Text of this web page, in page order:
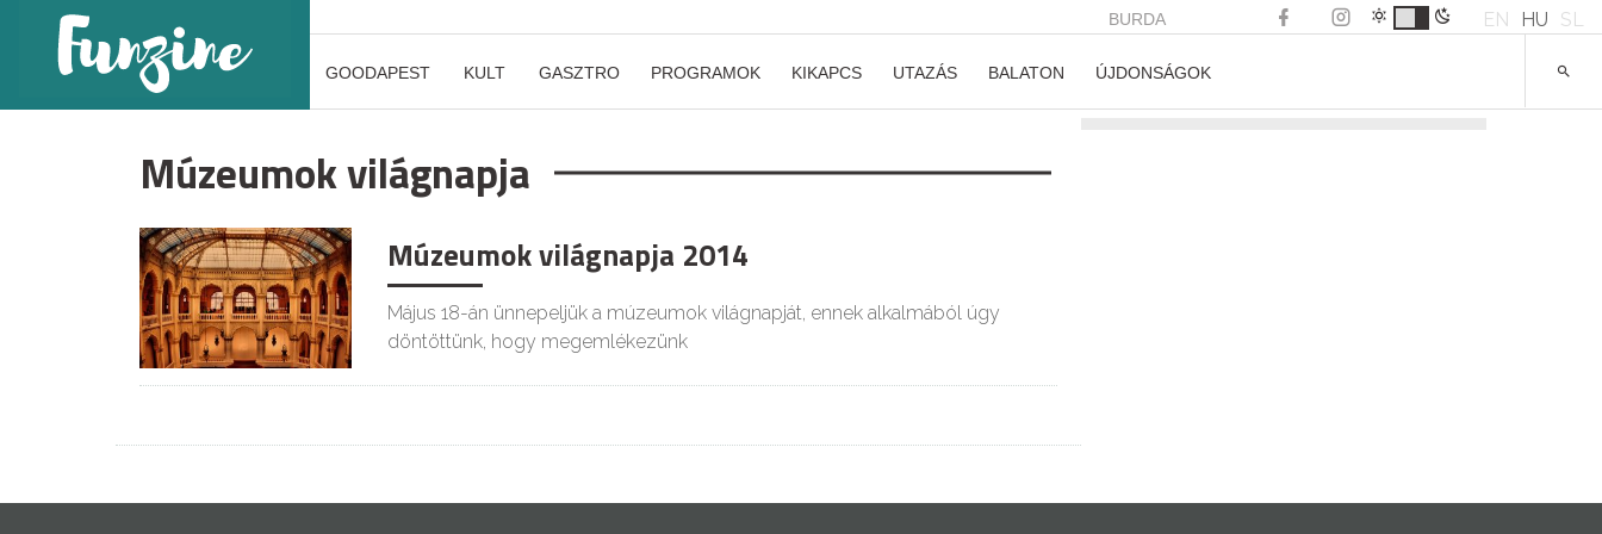
BURDA EN HU SL
GOODAPEST KULT GASZTRO PROGRAMOK KIKAPCS UTAZÁS BALATON ÚJDONSÁGOK
Múzeumok világnapja
Múzeumok világnapja 2014
Május 18-án ünnepeljük a múzeumok világnapját, ennek alkalmából úgy
döntöttünk, hogy megemlékezünk